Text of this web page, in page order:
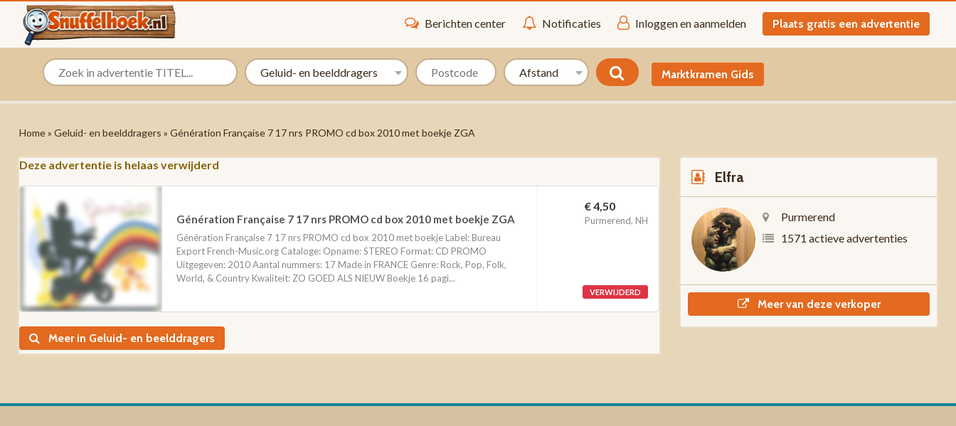
Berichten center Notificaties Inloggen en aanmelden Plaats gratis een advertentie
Marktkramen Gids
Home» Geluid- en beelddragers » Génération Française 7 17 nrs PROMO cd box 2010 met boekje ZGA
Deze advertentie is helaas verwijderd
Génération Française 7 17 nrs PROMO cd box 2010 met boekje ZGA
Génération Française 7 17 nrs PROMO cd box 2010 met boekje Label: Bureau
Export French-Music.org Cataloge: Opname: STEREO Format: CD PROMO
Uitgegeven: 2010 Aantal nummers: 17 Made in FRANCE Genre: Rock, Pop, Folk,
World, & Country Kwaliteit: ZO GOED ALS NIEUW Boekje 16 pagi...
€ 4,50
Purmerend, NH
VERWIJDERD
Meer in Geluid- en beelddragers
Elfra
Purmerend
1571 actieve advertenties
Meer van deze verkoper